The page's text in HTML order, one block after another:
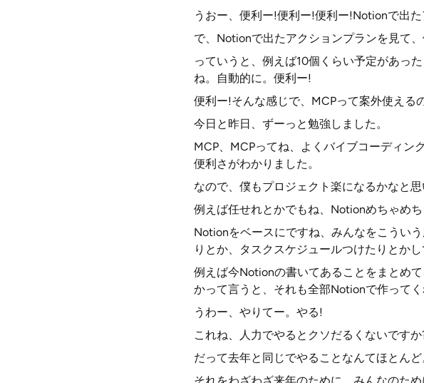
うおー、便利ー!便利ー!便利ー!Notionで出
で、Notionで出たアクションプランを見て
っていうと、例えば10個くらい予定があっ
ね。自動的に。便利ー!
便利ー!そんな感じで、MCPって案外使える
今日と昨日、ずーっと勉強しました。
MCP、MCPってね、よくバイブコーディン
便利さがわかりました。
なので、僕もプロジェクト楽になるかなと思
例えば任せれとかでもね、Notionめちゃめち
Notionをベースにですね、みんなをこうい
りとか、タスクスケジュールつけたりとかし
例えば今Notionの書いてあることをまとめ
かって言うと、それも全部Notionで作ってく
うわー、やりてー。やる!
これね、人力でやるとクソだるくないですか
だって去年と同じでやることなんてほとんど